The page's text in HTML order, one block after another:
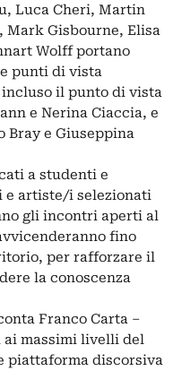
Luca Cheri, Martin
Mark Gisbourne, Elisa
Wolff portano
punti di vista
il punto di vista
e Nerina Ciaccia, e
Bray e Giuseppina
a studenti e
e artiste/i selezionati
gli incontri aperti al
fino
per rafforzare il
la conoscenza
Franco Carta –
massimi livelli del
piattaforma discorsiva